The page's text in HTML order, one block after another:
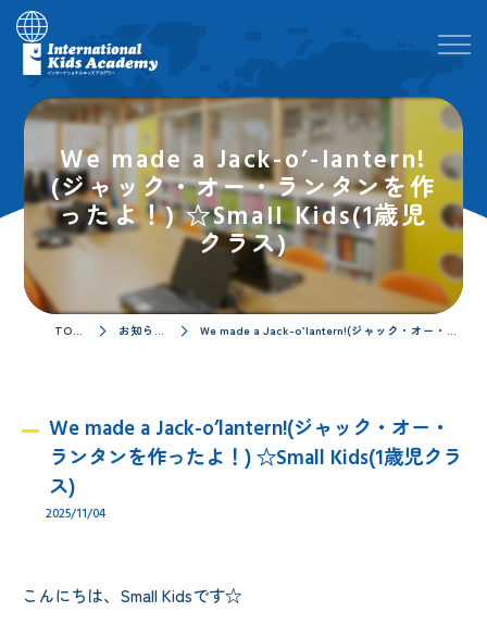
We made a Jack-o’-lantern!
(ジャック・オー・ランタンを作
ったよ！) ☆Small Kids(1歳児
クラス)
TOPページ お知らせ／ブログ We made a Jack-o’lantern!(ジャック・オー・ランタンを作ったよ！) ☆Small Kids(1歳児クラス)
We made a Jack-o’lantern!(ジャック・オー・
ランタンを作ったよ！) ☆Small Kids(1歳児クラ
ス)
2025/11/04
こんにちは、Small Kidsです☆